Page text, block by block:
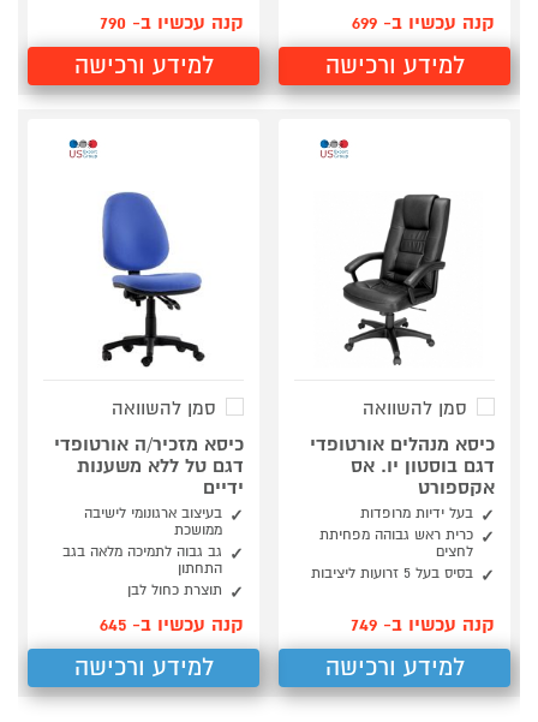
קנה עכשיו ב- 699
למידע ורכישה
קנה עכשיו ב- 790
למידע ורכישה
סמן להשוואה
כיסא מנהלים אורטופדי
דגם בוסטון יו. אס
אקספורט
בעל ידיות מרופדות
כרית ראש גבוהה מפחיתת
לחצים
בסיס בעל 5 זרועות ליציבות
קנה עכשיו ב- 749
למידע ורכישה
סמן להשוואה
כיסא מזכיר/ה אורטופדי
דגם טל ללא משענות
ידיים
בעיצוב ארגונומי לישיבה
ממושכת
גב גבוה לתמיכה מלאה בגב
התחתון
תוצרת כחול לבן
קנה עכשיו ב- 645
למידע ורכישה